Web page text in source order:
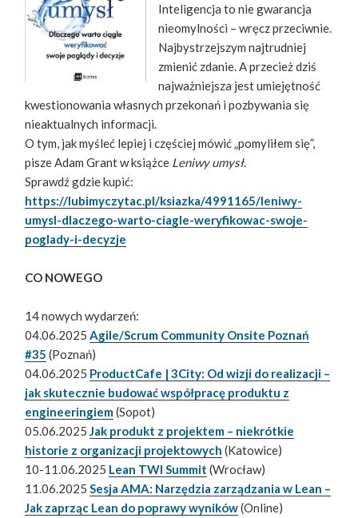
Inteligencja to nie gwarancja
nieomylności – wręcz przeciwnie.
Najbystrzejszym najtrudniej
zmienić zdanie. A przecież dziś
najważniejsza jest umiejętność
kwestionowania własnych przekonań i pozbywania się
nieaktualnych informacji.
O tym, jak myśleć lepiej i częściej mówić „pomyliłem się”,
pisze Adam Grant w książce Leniwy umysł.
Sprawdź gdzie kupić:
https://lubimyczytac.pl/ksiazka/4991165/leniwy-
umysl-dlaczego-warto-ciagle-weryfikowac-swoje-
poglady-i-decyzje
CO NOWEGO
14 nowych wydarzeń:
04.06.2025Agile/Scrum Community Onsite Poznań
#35 (Poznań)
04.06.2025 ProductCafe | 3City: Od wizji do realizacji –
jak skutecznie budować współpracę produktu z
engineeringiem(Sopot)
05.06.2025Jak produkt z projektem – niekrótkie
historie z organizacji projektowych (Katowice)
10-11.06.2025 Lean TWI Summit (Wrocław)
11.06.2025Sesja AMA: Narzędzia zarządzania w Lean –
Jak zaprząc Lean do poprawy wyników(Online)